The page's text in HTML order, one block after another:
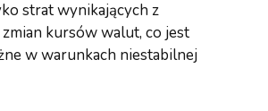
strat wynikających z
kursów walut, co jest
w warunkach niestabilnej